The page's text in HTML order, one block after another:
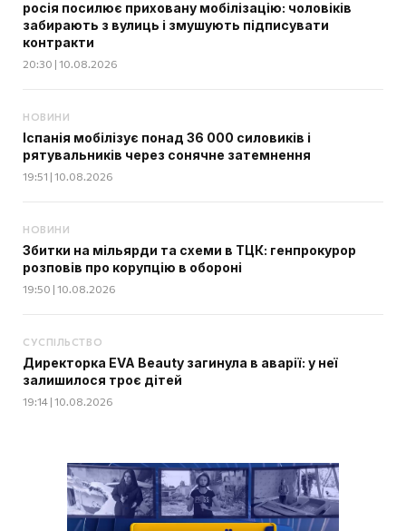
росія посилює приховану мобілізацію: чоловіків
забирають з вулиць і змушують підписувати
контракти
20:30 | 10.08.2026
НОВИНИ
Іспанія мобілізує понад 36 000 силовиків і
рятувальників через сонячне затемнення
19:51 | 10.08.2026
НОВИНИ
Збитки на мільярди та схеми в ТЦК: генпрокурор
розповів про корупцію в обороні
19:50 | 10.08.2026
СУСПІЛЬСТВО
Директорка EVA Beauty загинула в аварії: у неї
залишилося троє дітей
19:14 | 10.08.2026